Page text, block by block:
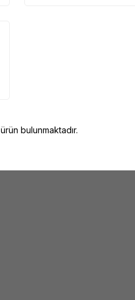
ürün bulunmaktadır.